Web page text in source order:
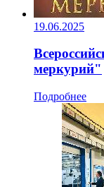
19.06.2025
меркурий"
Подробнее